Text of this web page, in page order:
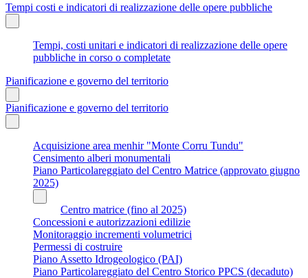
Tempi costi e indicatori di realizzazione delle opere pubbliche
Tempi, costi unitari e indicatori di realizzazione delle opere
pubbliche in corso o completate
Pianificazione e governo del territorio
Pianificazione e governo del territorio
Acquisizione area menhir "Monte Corru Tundu"
Censimento alberi monumentali
Piano Particolareggiato del Centro Matrice (approvato giugno
2025)
Centro matrice (fino al 2025)
Concessioni e autorizzazioni edilizie
Monitoraggio incrementi volumetrici
Permessi di costruire
Piano Assetto Idrogeologico (PAI)
Piano Particolareggiato del Centro Storico PPCS (decaduto)